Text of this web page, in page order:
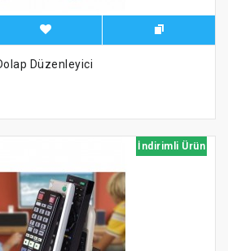
Düzenleyici
İndirimli Ürün